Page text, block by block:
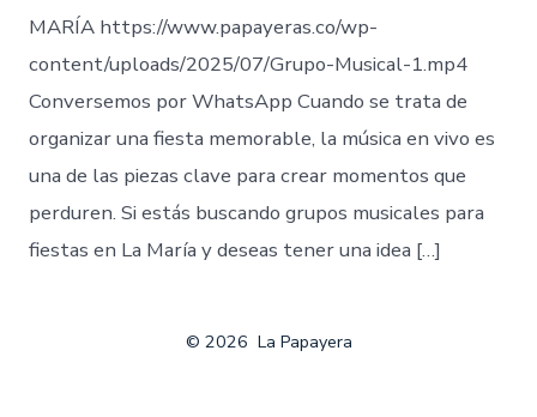
MARÍA https://www.papayeras.co/wp-
content/uploads/2025/07/Grupo-Musical-1.mp4
Conversemos por WhatsApp Cuando se trata de
organizar una fiesta memorable, la música en vivo es
una de las piezas clave para crear momentos que
perduren. Si estás buscando grupos musicales para
fiestas en La María y deseas tener una idea […]
© 2026 La Papayera